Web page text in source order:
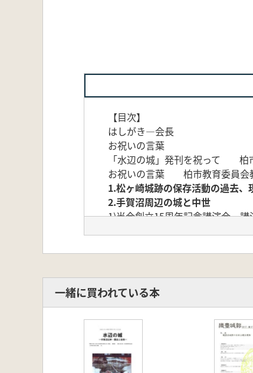
【目次】
はしがき―会長
お祝いの言葉
「水辺の城」発刊を祝って
お祝いの言葉 柏市教育委員
1.松ヶ崎城跡の保存活動の過去、
2.手賀沼周辺の城と中世
1)当会創立15周年記
2)柏市域の板
柏市布施の古谷地区
徳満寺 (布川城址) の地蔵
本土寺過去帳のクラカケ
4.松ヶ崎城跡と周辺の自然
松ヶ崎城跡の
一緒に買われている本